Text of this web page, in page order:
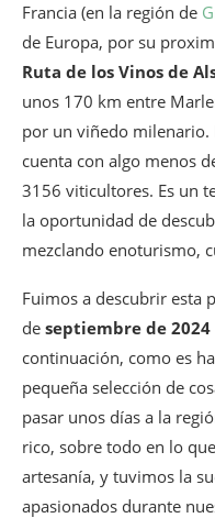
Francia (en la región de
de Europa, por su
Ruta de los Vinos de
unos 170 km entre
por un viñedo milenario.
cuenta con algo menos
3156 viticultores. Es un
la oportunidad de
mezclando enoturismo,
Fuimos a descubrir esta
de septiembre de 2024
continuación, como es
pequeña selección de
pasar unos días a la
rico, sobre todo en lo
artesanía, y tuvimos la
apasionados durante